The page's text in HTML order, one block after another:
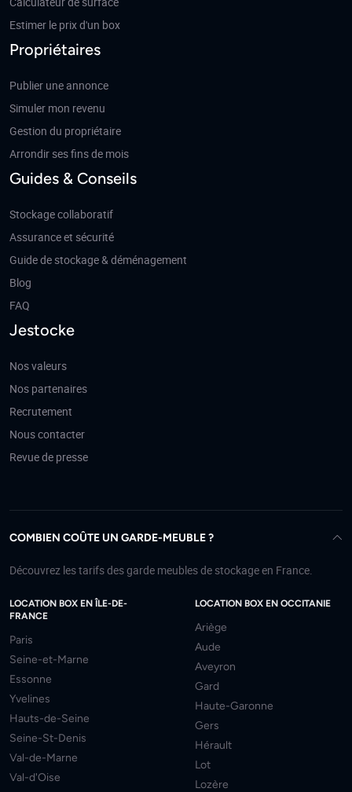
Estimer le prix d'un box
Propriétaires
Publier une annonce
Simuler mon revenu
Gestion du propriétaire
Arrondir ses fins de mois
Guides & Conseils
Stockage collaboratif
Assurance et sécurité
Guide de stockage & déménagement
Blog
FAQ
Jestocke
Nos valeurs
Nos partenaires
Recrutement
Nous contacter
Revue de presse
COMBIEN COÛTE UN GARDE-MEUBLE ?
Découvrez les tarifs des garde meubles de stockage en France.
LOCATION BOX EN ÎLE-DE-
FRANCE
Paris
Seine-et-Marne
Essonne
Yvelines
Hauts-de-Seine
Seine-St-Denis
Val-de-Marne
Val-d'Oise
LOCATION BOX EN OCCITANIE
Ariège
Aude
Aveyron
Gard
Haute-Garonne
Gers
Hérault
Lot
Lozère